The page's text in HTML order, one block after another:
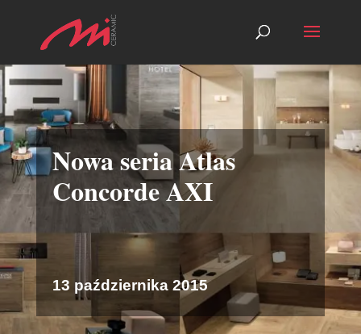
Nowa seria Atlas
Concorde AXI
13 października 2015